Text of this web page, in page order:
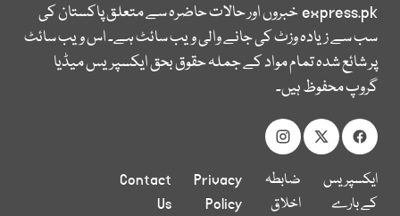
express.pkخبروں اور حالات حاضرہ سے متعلق پاکستان کی
سب سے زیادہ وزٹ کی جانے والی ویب سائٹ ہے۔ اس ویب سائٹ
پر شائع شدہ تمام مواد کے جملہ حقوق بحق ایکسپریس میڈیا
گروپ محفوظ ہیں۔
ایکسپریس
کے بارے
ضابطہ
اخلاق
Privacy
Policy
Contact
Us